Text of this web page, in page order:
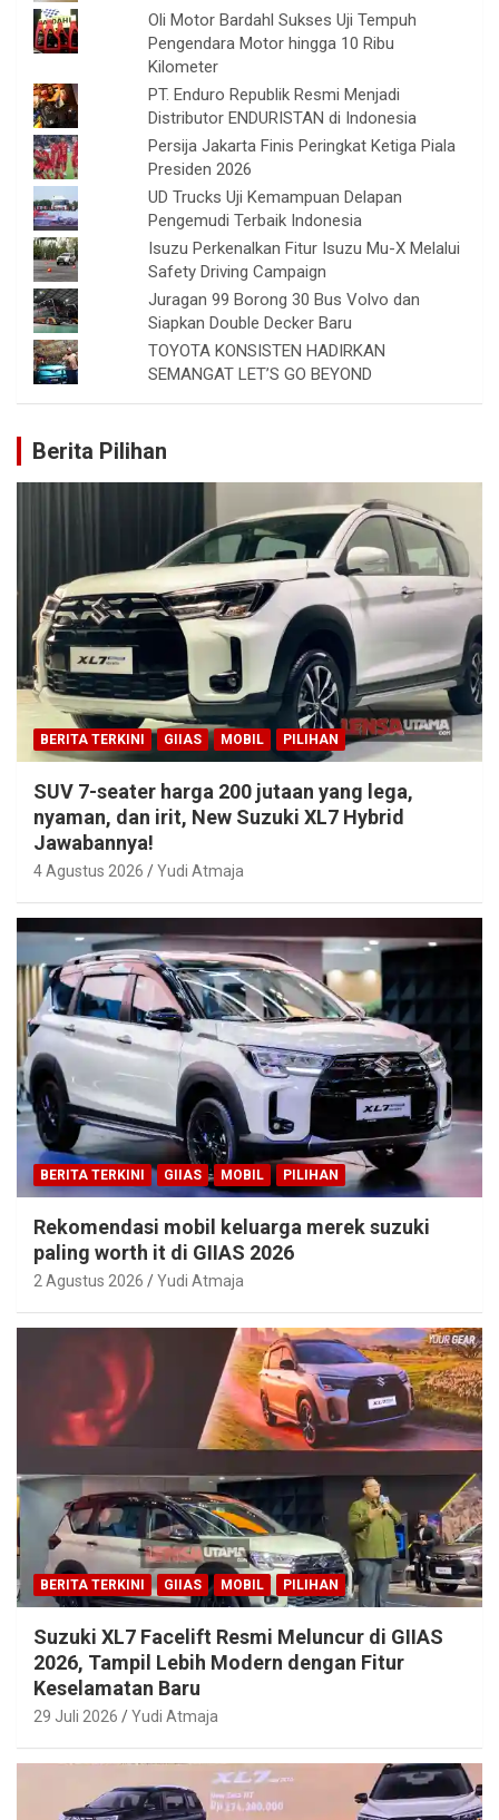
Oli Motor Bardahl Sukses Uji Tempuh
Pengendara Motor hingga 10 Ribu
Kilometer
PT. Enduro Republik Resmi Menjadi
Distributor ENDURISTAN di Indonesia
Persija Jakarta Finis Peringkat Ketiga Piala
Presiden 2026
UD Trucks Uji Kemampuan Delapan
Pengemudi Terbaik Indonesia
Isuzu Perkenalkan Fitur Isuzu Mu-X Melalui
Safety Driving Campaign
Juragan 99 Borong 30 Bus Volvo dan
Siapkan Double Decker Baru
TOYOTA KONSISTEN HADIRKAN
SEMANGAT LET’S GO BEYOND
Berita Pilihan
BERITA TERKINI GIIAS MOBIL PILIHAN
SUV 7-seater harga 200 jutaan yang lega,
nyaman, dan irit, New Suzuki XL7 Hybrid
Jawabannya!
4 Agustus 2026 Yudi Atmaja
BERITA TERKINI GIIAS MOBIL PILIHAN
Rekomendasi mobil keluarga merek suzuki
paling worth it di GIIAS 2026
2 Agustus 2026 Yudi Atmaja
BERITA TERKINI GIIAS MOBIL PILIHAN
Suzuki XL7 Facelift Resmi Meluncur di GIIAS
2026, Tampil Lebih Modern dengan Fitur
Keselamatan Baru
29 Juli 2026 Yudi Atmaja